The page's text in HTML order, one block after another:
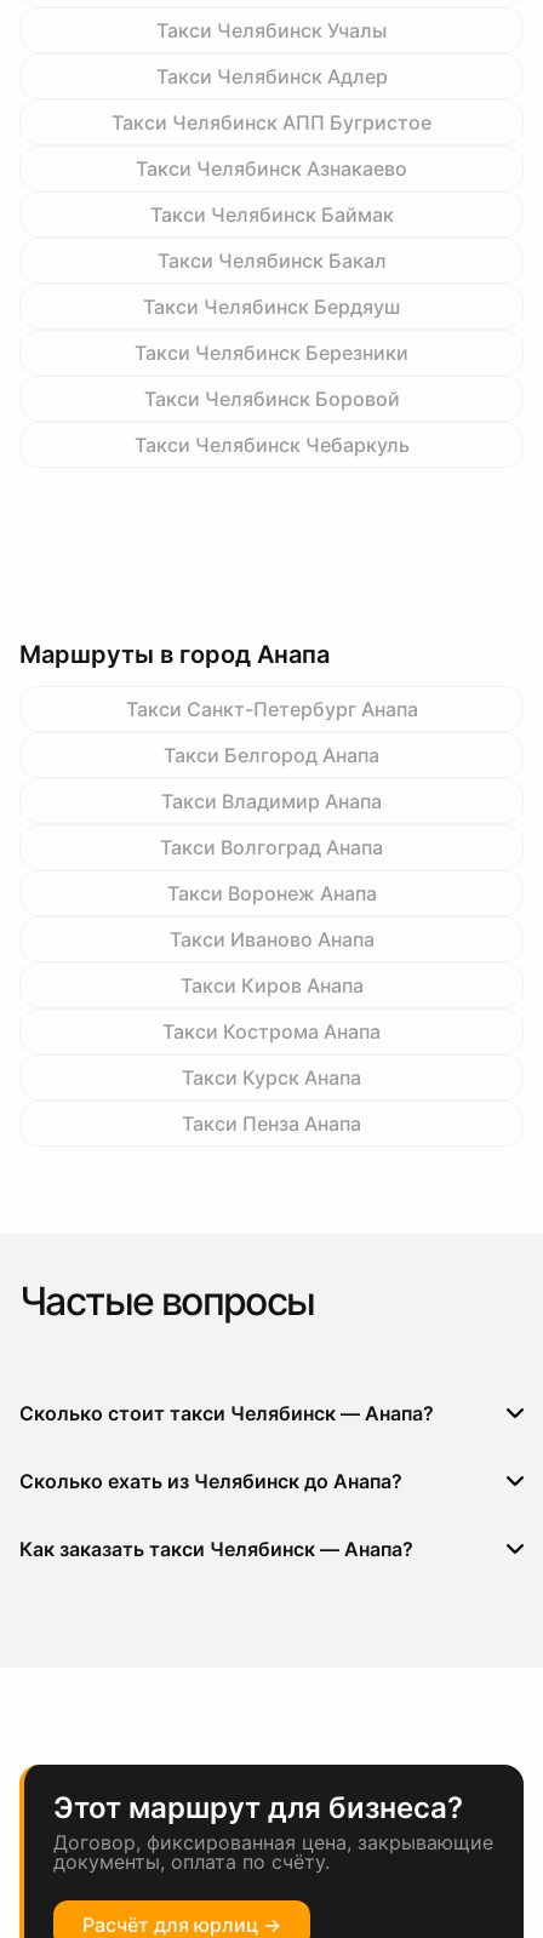
Такси Челябинск Учалы
Такси Челябинск Адлер
Такси Челябинск АПП Бугристое
Такси Челябинск Азнакаево
Такси Челябинск Баймак
Такси Челябинск Бакал
Такси Челябинск Бердяуш
Такси Челябинск Березники
Такси Челябинск Боровой
Такси Челябинск Чебаркуль
Маршруты в город Анапа
Такси Санкт-Петербург Анапа
Такси Белгород Анапа
Такси Владимир Анапа
Такси Волгоград Анапа
Такси Воронеж Анапа
Такси Иваново Анапа
Такси Киров Анапа
Такси Кострома Анапа
Такси Курск Анапа
Такси Пенза Анапа
Частые вопросы
Сколько стоит такси Челябинск — Анапа?
Сколько ехать из Челябинск до Анапа?
Как заказать такси Челябинск — Анапа?
Этот маршрут для бизнеса?
Договор, фиксированная цена, закрывающие
документы, оплата по счёту.
Расчёт для юрлиц →